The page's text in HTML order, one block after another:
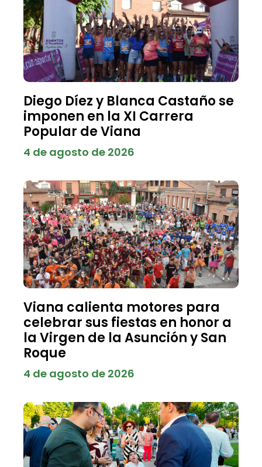
Diego Díez y Blanca Castaño se
imponen en la XI Carrera
Popular de Viana
4 de agosto de 2026
Viana calienta motores para
celebrar sus fiestas en honor a
la Virgen de la Asunción y San
Roque
4 de agosto de 2026